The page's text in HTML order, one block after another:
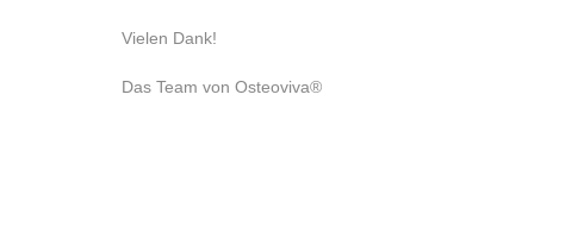
Vielen Dank!
Das Team von Osteoviva®